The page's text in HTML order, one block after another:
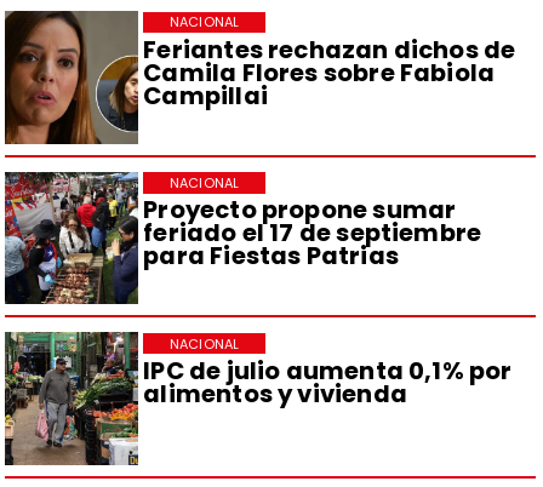
Feriantes rechazan dichos de
Camila Flores sobre Fabiola
Campillai
NACIONAL
Proyecto propone sumar
feriado el 17 de septiembre
para Fiestas Patrias
NACIONAL
IPC de julio aumenta 0,1% por
alimentos y vivienda
NACIONAL